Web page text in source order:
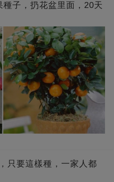
子，扔花盆里面，20天
只要這樣種，一家人都